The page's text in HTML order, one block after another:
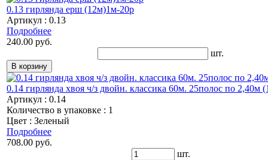
0.13 гирлянда ерш (12м)1м-20р
Артикул : 0.13
Подробнее
240.00 руб.
шт.
0.14 гирлянда хвоя ч/з двойн. классика 60м. 25полос по 2,40м
Артикул : 0.14
Количество в упаковке : 1
Цвет : Зеленый
Подробнее
708.00 руб.
шт.